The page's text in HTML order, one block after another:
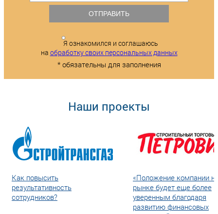
ОТПРАВИТЬ
Я ознакомился и соглашаюсь
на обработку своих персональных данных
* обязательны для заполнения
Наши проекты
Как повысить
результативность
сотрудников?
«Положение компании
рынке будет еще более
уверенным благодаря
развитию финансовых